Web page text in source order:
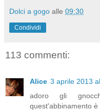
Dolci a gogo alle 09:30
Condividi
113 commenti:
Alice 3 aprile 2013
adoro gli
quest'abbinamento